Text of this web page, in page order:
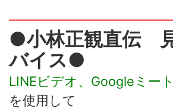
●小林正観直伝
バイス●
LINEビデオ、Googleミート
を使用して